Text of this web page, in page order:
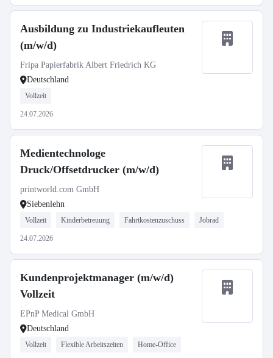
Ausbildung zu Industriekaufleuten
(m/w/d)
Fripa Papierfabrik Albert Friedrich KG
Deutschland
Vollzeit
24.07.2026
Medientechnologe
Druck/Offsetdrucker (m/w/d)
printworld.com GmbH
Siebenlehn
Vollzeit Kinderbetreuung Fahrtkostenzuschuss Jobrad
24.07.2026
Kundenprojektmanager (m/w/d)
Vollzeit
EPnP Medical GmbH
Deutschland
Vollzeit Flexible Arbeitszeiten Home-Office